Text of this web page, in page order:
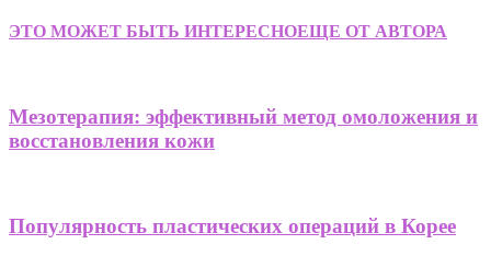
ЭТО МОЖЕТ БЫТЬ ИНТЕРЕСНОЕЩЕ ОТ АВТОРА
Мезотерапия: эффективный метод омоложения и
восстановления кожи
Популярность пластических операций в Корее